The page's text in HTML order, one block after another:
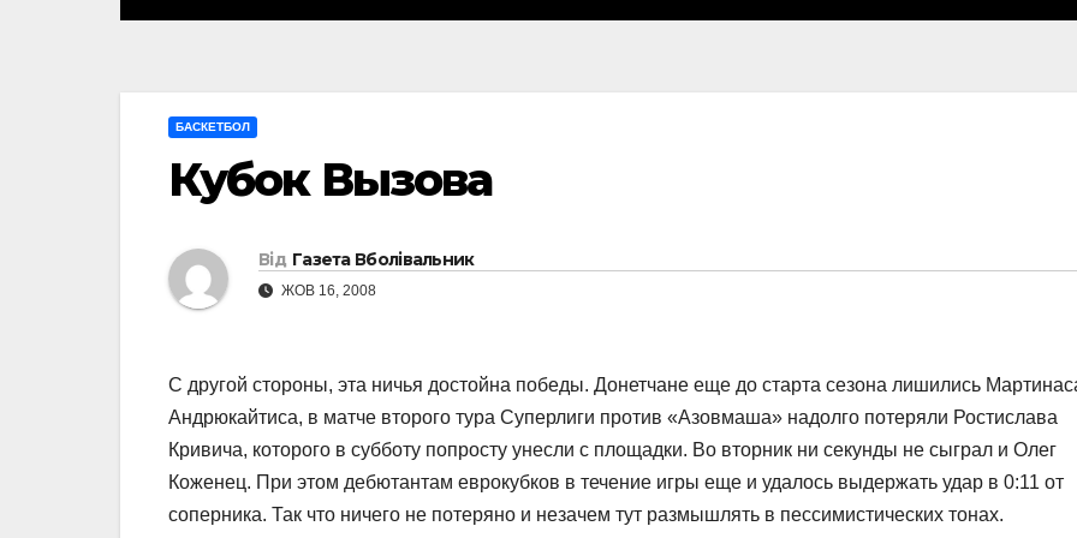
БАСКЕТБОЛ
Кубок Вызова
Від Газета Вболівальник
ЖОВ 16, 2008
С другой стороны, эта ничья достойна победы. Донетчане еще до старта сезона лишились
Андрюкайтиса, в матче второго тура Суперлиги против «Азовмаша» надолго потеряли Ростислава
Кривича, которого в субботу попросту унесли с площадки. Во вторник ни секунды не сыграл и Олег
Коженец. При этом дебютантам еврокубков в течение игры еще и удалось выдержать удар в 0:11 от
соперника. Так что ничего не потеряно и незачем тут размышлять в пессимистических тонах.